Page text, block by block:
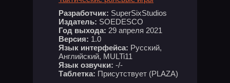
Разработчик: SuperSixStudios
Издатель: SOEDESCO
Год выхода: 29 апреля 2021
Версия: 1.0
Язык интерфейса: Русский,
Английский, MULTi11
Язык озвучки: -/-
Таблетка: Присутствует (PLAZA)